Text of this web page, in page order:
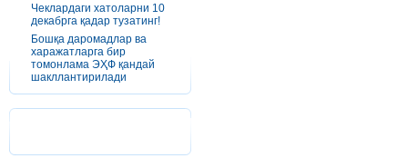
Чеклардаги хатоларни 10
декабрга қадар тузатинг!
Бошқа даромадлар ва
харажатларга бир
томонлама ЭҲФ қандай
шакллантирилади